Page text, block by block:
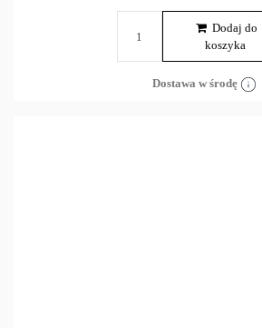
Dodaj do
koszyka
Dostawa w środę